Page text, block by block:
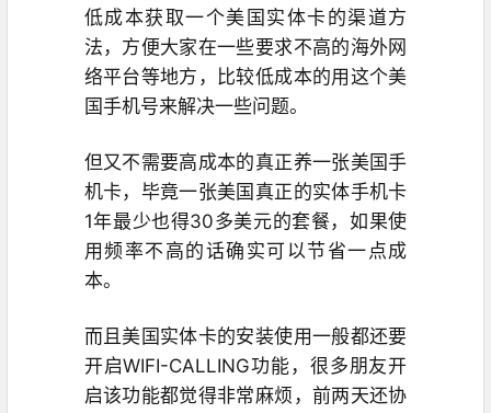
低成本获取一个美国实体卡的渠道方
法，方便大家在一些要求不高的海外网
络平台等地方，比较低成本的用这个美
国手机号来解决一些问题。
但又不需要高成本的真正养一张美国手
机卡，毕竟一张美国真正的实体手机卡
1年最少也得30多美元的套餐，如果使
用频率不高的话确实可以节省一点成
本。
而且美国实体卡的安装使用一般都还要
开启WIFI-CALLING功能，很多朋友开
启该功能都觉得非常麻烦，前两天还协